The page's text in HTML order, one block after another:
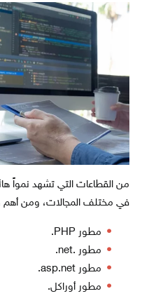
من القطاعات التي تشهد نمواً
في مختلف المجالات، ومن أهم
مطور PHP.
مطور .net.
مطور asp.net.
مطور أوراكل.